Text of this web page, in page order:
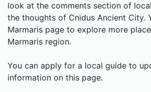
look at the comments section of
the thoughts of Cnidus Ancient City.
Marmaris page to explore more
Marmaris region.
You can apply for a local guide to
information on this page.